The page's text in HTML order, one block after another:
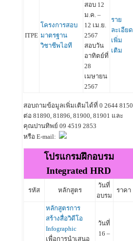
ITPE
โครงการสอบ
มาตรฐาน
วิชาชีพไอที
สอบ 12
ม.ค. –
12 เม.ย.
2567
สอบวัน
อาทิตย์ที่
28
เมษายน
2567
ราย
ละเอียด
เพิ่ม
เติม
สอบถามข้อมูลเพิ่มเติมได้ที่ 0 2644 8150
ต่อ 81890, 81896, 81900, 81901 และ
คุณปานทิพย์ 09 4519 2853
หรือ E-mail:
โปรแกรมฝึกอบรม
Integrated HRD
รหัส หลักสูตร
วันที่
อบรม
ราคา
หลักสูตรการ
สร้างสื่อวิดีโอ
Infographic
เพื่อการนำเสนอ
วันที่
16 –